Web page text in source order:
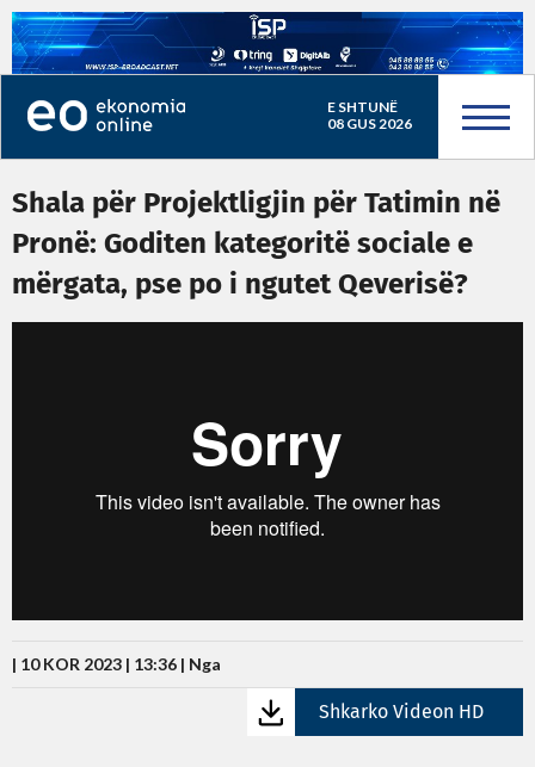
E SHTUNË
08 GUS 2026
Shala për Projektligjin për Tatimin në
Pronë: Goditen kategoritë sociale e
mërgata, pse po i ngutet Qeverisë?
| 10 KOR 2023 | 13:36 | Nga
Shkarko Videon HD